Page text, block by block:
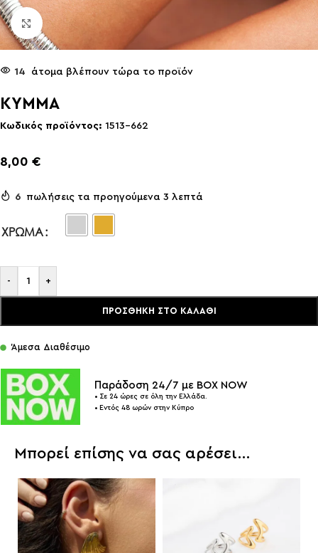
Click to enlarge
14 άτομα βλέπουν τώρα το προϊόν
KYMMA
Κωδικός προϊόντος: 1513-662
8,00 €
6 πωλήσεις τα προηγούμενα 3 λεπτά
ΧΡΏΜΑ
- +
ΠΡΟΣΘΉΚΗ ΣΤΟ ΚΑΛΆΘΙ
Άμεσα Διαθέσιμο
Παράδοση 24/7 με BOX NOW
• Σε 24 ώρες σε όλη την Ελλάδα.
• Εντός 48 ωρών στην Κύπρο
Μπορεί επίσης να σας αρέσει…